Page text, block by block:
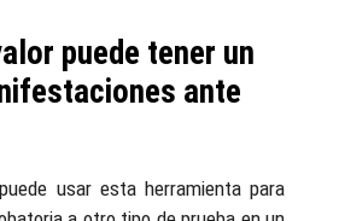
puede tener un
ante
usar esta herramienta para